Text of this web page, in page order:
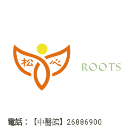
電話： 【中醫館】 26886900